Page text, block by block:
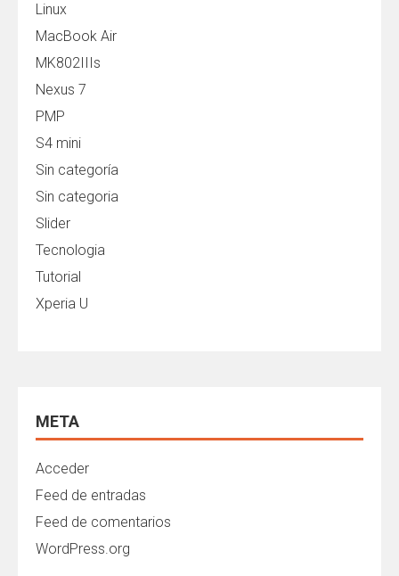
Linux
MacBook Air
MK802IIIs
Nexus 7
PMP
S4 mini
Sin categoría
Sin categoria
Slider
Tecnologia
Tutorial
Xperia U
META
Acceder
Feed de entradas
Feed de comentarios
WordPress.org